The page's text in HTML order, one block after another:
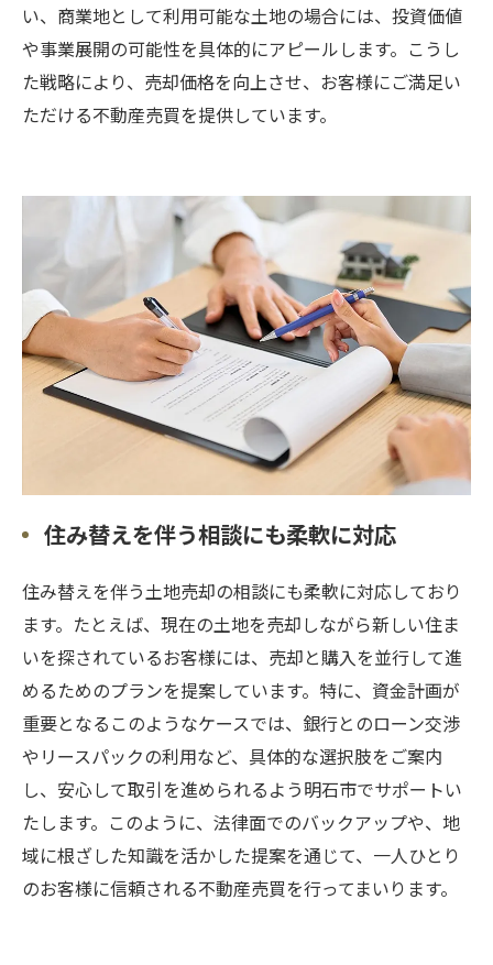
い、商業地として利用可能な土地の場合には、投資価値
や事業展開の可能性を具体的にアピールします。こうし
た戦略により、売却価格を向上させ、お客様にご満足い
ただける不動産売買を提供しています。
住み替えを伴う相談にも柔軟に対応
住み替えを伴う土地売却の相談にも柔軟に対応しており
ます。たとえば、現在の土地を売却しながら新しい住ま
いを探されているお客様には、売却と購入を並行して進
めるためのプランを提案しています。特に、資金計画が
重要となるこのようなケースでは、銀行とのローン交渉
やリースパックの利用など、具体的な選択肢をご案内
し、安心して取引を進められるよう明石市でサポートい
たします。このように、法律面でのバックアップや、地
域に根ざした知識を活かした提案を通じて、一人ひとり
のお客様に信頼される不動産売買を行ってまいります。